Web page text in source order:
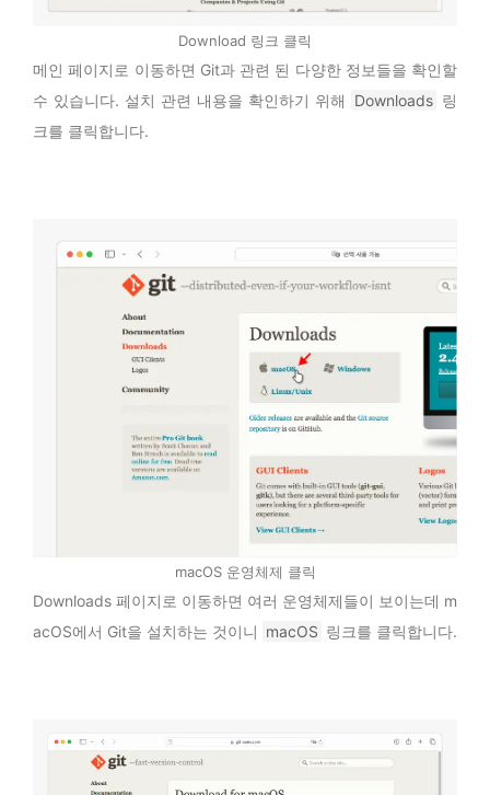
Download 링크 클릭
메인 페이지로 이동하면 Git과 관련 된 다양한 정보들을 확인할
수 있습니다. 설치 관련 내용을 확인하기 위해
Downloads 링
크를 클릭합니다.
macOS 운영체제 클릭
Downloads 페이지로 이동하면 여러 운영체제들이 보이는데 m
acOS에서 Git을 설치하는 것이니 macOS 링크를 클릭합니다.